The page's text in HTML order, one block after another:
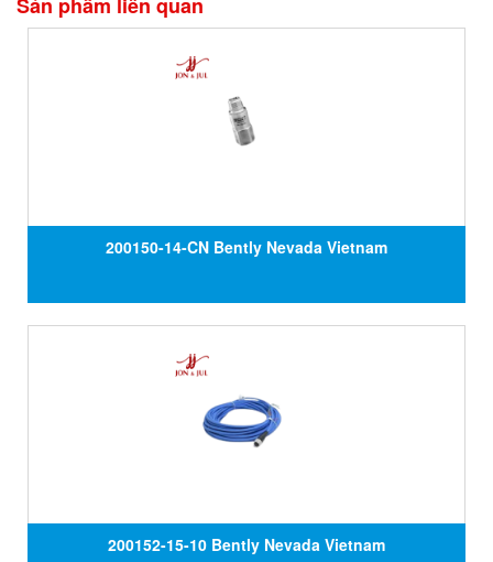
Sản phẩm liên quan
200150-14-CN Bently Nevada Vietnam
200152-15-10 Bently Nevada Vietnam